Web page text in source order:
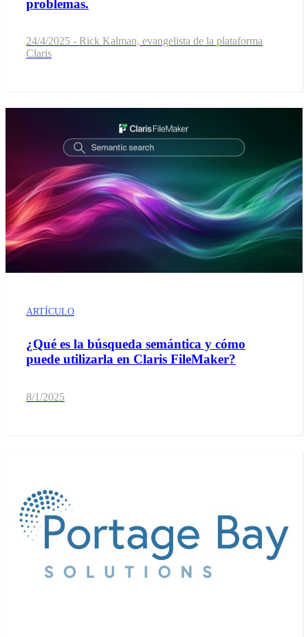
problemas.
24/4/2025 - Rick Kalman, evangelista de la plataforma
Claris
ARTÍCULO
¿Qué es la búsqueda semántica y cómo
puede utilizarla en Claris FileMaker?
8/1/2025